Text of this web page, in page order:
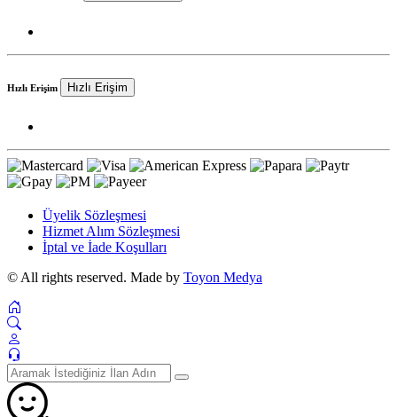
Hızlı Erişim Hızlı Erişim
Üyelik Sözleşmesi
Hizmet Alım Sözleşmesi
İptal ve İade Koşulları
© All rights reserved. Made by Toyon Medya